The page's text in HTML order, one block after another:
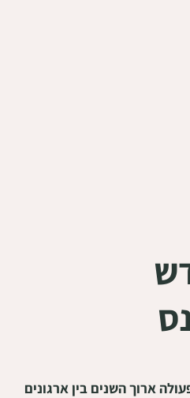
ארוך השנים בין ארגונים